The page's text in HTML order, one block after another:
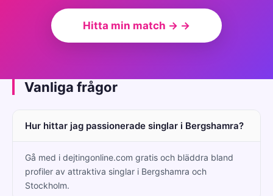
Hitta min match → →
Vanliga frågor
Hur hittar jag passionerade singlar i Bergshamra?
Gå med i dejtingonline.com gratis och bläddra bland
profiler av attraktiva singlar i Bergshamra och
Stockholm.